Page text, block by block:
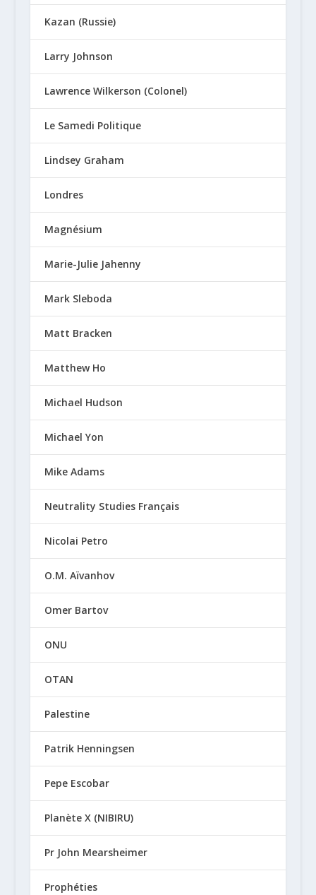
Kazan (Russie)
Larry Johnson
Lawrence Wilkerson (Colonel)
Le Samedi Politique
Lindsey Graham
Londres
Magnésium
Marie-Julie Jahenny
Mark Sleboda
Matt Bracken
Matthew Ho
Michael Hudson
Michael Yon
Mike Adams
Neutrality Studies Français
Nicolai Petro
O.M. Aïvanhov
Omer Bartov
ONU
OTAN
Palestine
Patrik Henningsen
Pepe Escobar
Planète X (NIBIRU)
Pr John Mearsheimer
Prophéties